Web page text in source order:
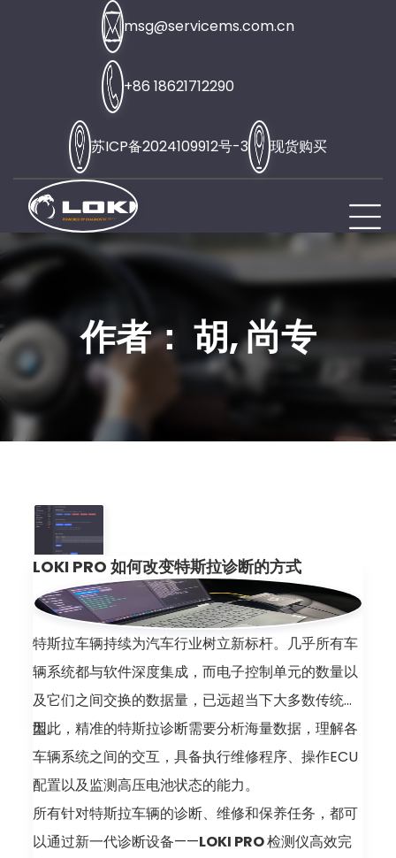
msg@servicems.com.cn
+86 18621712290
苏ICP备2024109912号-3 现货购买
作者： 胡, 尚专
LOKI PRO 如何改变特斯拉诊断的方式
特斯拉车辆持续为汽车行业树立新标杆。几乎所有车
辆系统都与软件深度集成，而电子控制单元的数量以
及它们之间交换的数据量，已远超当下大多数传统车
型。
因此，精准的特斯拉诊断需要分析海量数据，理解各
车辆系统之间的交互，具备执行维修程序、操作ECU
配置以及监测高压电池状态的能力。
所有针对特斯拉车辆的诊断、维修和保养任务，都可
以通过新一代诊断设备——LOKI PRO检测仪高效完